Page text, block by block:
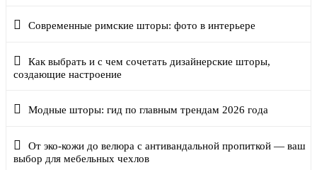
Современные римские шторы: фото в интерьере
Как выбрать и с чем сочетать дизайнерские шторы,
создающие настроение
Модные шторы: гид по главным трендам 2026 года
От эко-кожи до велюра с антивандальной пропиткой — ваш
выбор для мебельных чехлов